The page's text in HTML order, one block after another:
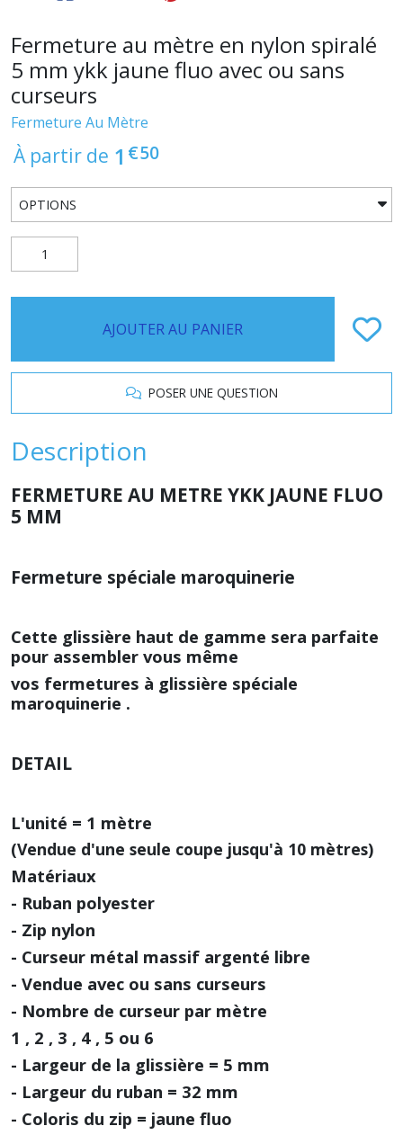
Fermeture au mètre en nylon spiralé
5 mm ykk jaune fluo avec ou sans
curseurs
Fermeture Au Mètre
À partir de 1 €50
AJOUTER AU PANIER
POSER UNE QUESTION
Description
FERMETURE AU METRE YKK JAUNE FLUO
5 MM
Fermeture spéciale maroquinerie
Cette glissière haut de gamme sera parfaite
pour assembler vous même
vos fermetures à glissière spéciale
maroquinerie .
DETAIL
L'unité = 1 mètre
(Vendue d'une seule coupe jusqu'à 10 mètres)
Matériaux
- Ruban polyester
- Zip nylon
- Curseur métal massif argenté libre
- Vendue avec ou sans curseurs
- Nombre de curseur par mètre
1 , 2 , 3 , 4 , 5 ou 6
- Largeur de la glissière = 5 mm
- Largeur du ruban = 32 mm
- Coloris du zip = jaune fluo